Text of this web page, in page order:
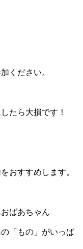
ください。
たら大損です！
おすすめします。
ばあちゃん
「もの」がいっぱ